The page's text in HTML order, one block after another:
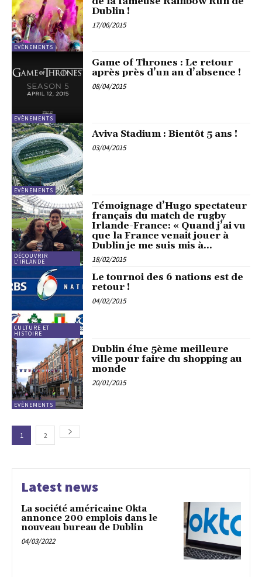
EVÈNEMENTS
Dublin !
17/06/2015
EVÈNEMENTS
Game of Thrones : Le retour
après près d’un an d’absence !
08/04/2015
EVÈNEMENTS
Aviva Stadium : Bientôt 5 ans !
03/04/2015
DÉCOUVRIR
L'IRLANDE
Témoignage d’Hugo spectateur
français du match de rugby
Irlande-France: « Quand j’ai vu
que la France venait jouer à
Dublin je me suis mis à...
18/02/2015
CULTURE ET
HISTOIRE
Le tournoi des 6 nations est de
retour !
04/02/2015
EVÈNEMENTS
Dublin élue 5ème meilleure
ville pour faire du shopping au
monde
20/01/2015
1 2
Latest news
La société américaine Okta
annonce 200 emplois dans le
nouveau bureau de Dublin
04/03/2022